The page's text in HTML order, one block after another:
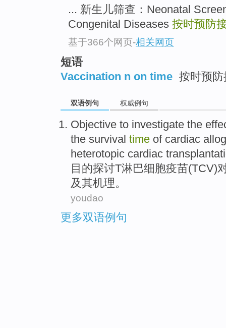
... 新生儿筛查：Neonatal
Congenital Diseases 按时预防
基于366个网页-相关网页
短语
Vaccination n on time 按时预
双语例句 权威例句
Objective to investigate the
the survival time of cardiac
heterotopic cardiac
目的探讨T淋巴细胞疫苗(TCV)
及其机理。
youdao
更多双语例句